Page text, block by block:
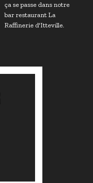
ça se passe dans notre
bar restaurant La
Raffinerie d'Itteville.